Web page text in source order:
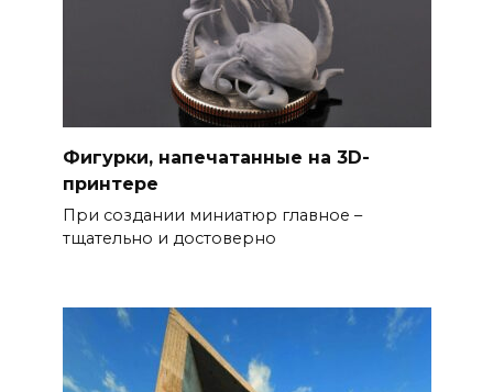
Фигурки, напечатанные на 3D-
принтере
При создании миниатюр главное –
тщательно и достоверно